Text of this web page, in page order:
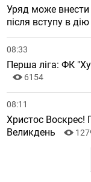
Уряд може внести
після вступу в
08:33
Перша ліга: ФК
6154
08:11
Христос Воскрес!
Великдень